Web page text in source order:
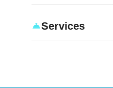
Services